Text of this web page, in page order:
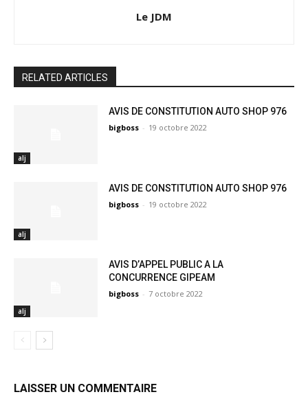
Le JDM
RELATED ARTICLES
alj
AVIS DE CONSTITUTION AUTO SHOP 976
bigboss - 19 octobre 2022
alj
AVIS DE CONSTITUTION AUTO SHOP 976
bigboss - 19 octobre 2022
alj
AVIS D’APPEL PUBLIC A LA
CONCURRENCE GIPEAM
bigboss - 7 octobre 2022
LAISSER UN COMMENTAIRE